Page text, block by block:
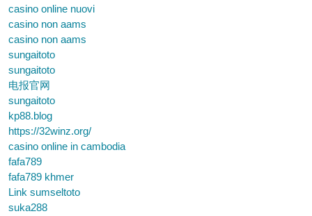
casino online nuovi
casino non aams
casino non aams
sungaitoto
sungaitoto
电报官网
sungaitoto
kp88.blog
https://32winz.org/
casino online in cambodia
fafa789
fafa789 khmer
Link sumseltoto
suka288